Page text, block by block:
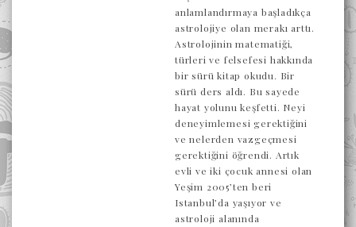
anlamlandırmaya başladıkça
astrolojiye olan merakı arttı.
Astrolojinin matematiği,
türleri ve felsefesi hakkında
bir sürü kitap okudu. Bir
sürü ders aldı. Bu sayede
hayat yolunu keşfetti. Neyi
deneyimlemesi gerektiğini
ve nelerden vazgeçmesi
gerektiğini öğrendi. Artık
evli ve iki çocuk annesi olan
Yeşim 2005’ten beri
Istanbul’da yaşıyor ve
astroloji alanında